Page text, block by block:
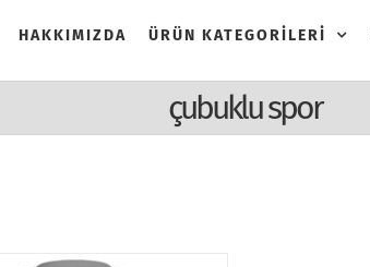
HAKKIMIZDA ÜRÜN KATEGORİLERİ
çubuklu spor